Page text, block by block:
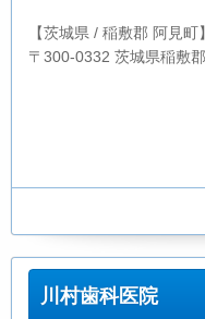
【茨城県 / 稲敷郡 阿見町】
〒300-0332 茨城県稲敷
川村歯科医院